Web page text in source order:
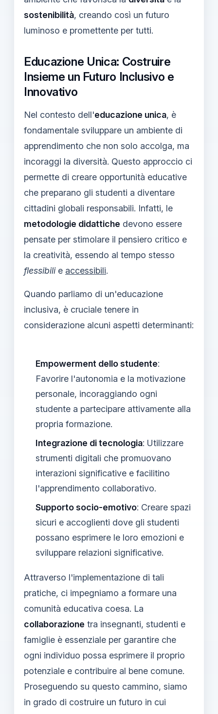
sostenibilità, creando così un futuro
luminoso e promettente per tutti.
Educazione Unica: Costruire
Insieme un Futuro Inclusivo e
Innovativo
Nel contesto dell'educazione unica, è
fondamentale sviluppare un ambiente di
apprendimento che non solo accolga, ma
incoraggi la diversità. Questo approccio ci
permette di creare opportunità educative
che preparano gli studenti a diventare
cittadini globali responsabili. Infatti, le
metodologie didattiche devono essere
pensate per stimolare il pensiero critico e
la creatività, essendo al tempo stesso
flessibilie accessibili.
Quando parliamo di un'educazione
inclusiva, è cruciale tenere in
considerazione alcuni aspetti determinanti:
Empowerment dello studente:
Favorire l'autonomia e la motivazione
personale, incoraggiando ogni
studente a partecipare attivamente alla
propria formazione.
Integrazione di tecnologia: Utilizzare
strumenti digitali che promuovano
interazioni significative e facilitino
l'apprendimento collaborativo.
Supporto socio-emotivo: Creare spazi
sicuri e accoglienti dove gli studenti
possano esprimere le loro emozioni e
sviluppare relazioni significative.
Attraverso l'implementazione di tali
pratiche, ci impegniamo a formare una
comunità educativa coesa. La
collaborazione tra insegnanti, studenti e
famiglie è essenziale per garantire che
ogni individuo possa esprimere il proprio
potenziale e contribuire al bene comune.
Proseguendo su questo cammino, siamo
in grado di costruire un futuro in cui